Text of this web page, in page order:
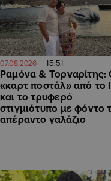
07.08.2026 15:51
Ραμόνα & Τορναρίτης:
«καρτ ποστάλ» από το
και το τρυφερό
στιγμιότυπο με φόντο
απέραντο γαλάζιο